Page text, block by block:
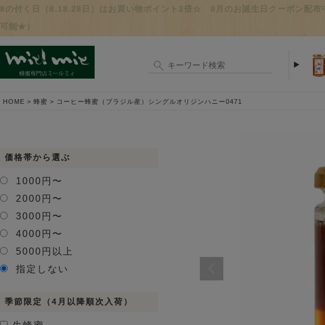
8の付く日（8.18.28日）はお買い物ポイント2倍☆ 8月のお誕生日クーポン配布
可能★）
HOME 蜂蜜 コーヒー蜂蜜（ブラジル産）シングルオリジンハニー0471
価格帯から選ぶ
1000円〜
2000円〜
3000円〜
4000円〜
5000円以上
指定しない
季節限定（4月以降順次入荷）